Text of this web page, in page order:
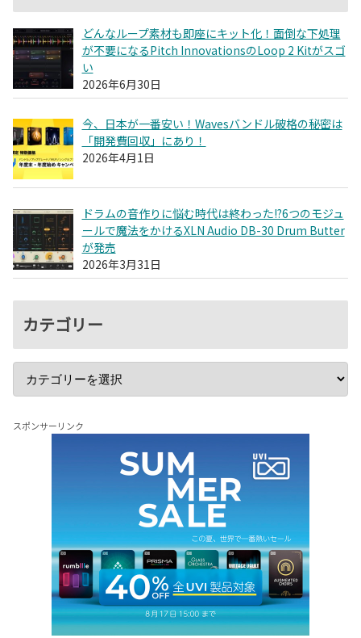
どんなループ素材も即座にキット化！面倒な下処理
が不要になるPitch InnovationsのLoop 2 Kitがスゴ
い
2026年6月30日
今、日本が一番安い！Wavesバンドル破格の秘密は
「開発費回収」にあり！
2026年4月1日
ドラムの音作りに悩む時代は終わった!?6つのモジュ
ールで魔法をかけるXLN Audio DB-30 Drum Butter
が発売
2026年3月31日
カテゴリー
スポンサーリンク